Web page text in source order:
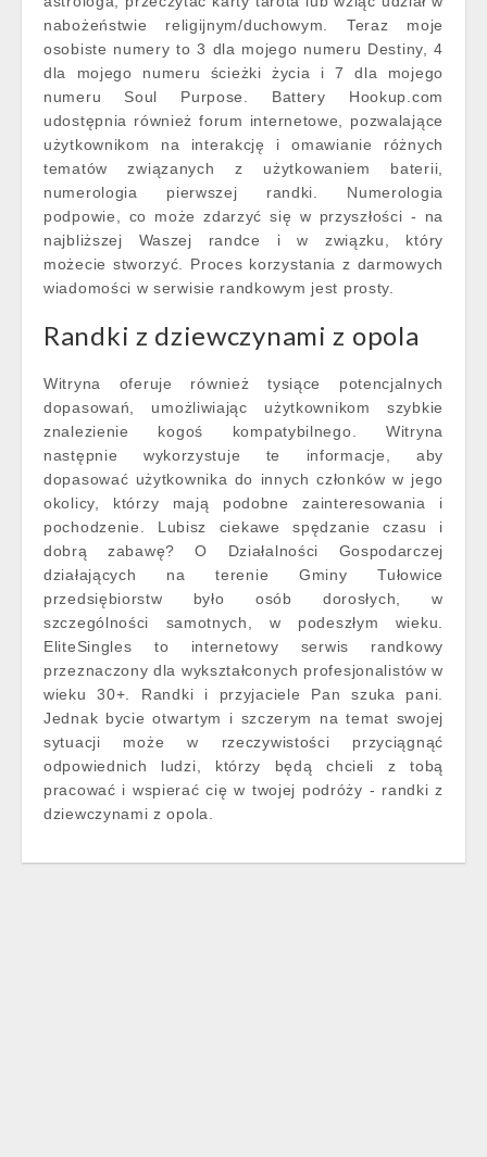
nabożeństwie religijnym/duchowym. Teraz moje
osobiste numery to 3 dla mojego numeru Destiny, 4
dla mojego numeru ścieżki życia i 7 dla mojego
numeru Soul Purpose. Battery Hookup.com
udostępnia również forum internetowe, pozwalające
użytkownikom na interakcję i omawianie różnych
tematów związanych z użytkowaniem baterii,
numerologia pierwszej randki. Numerologia
podpowie, co może zdarzyć się w przyszłości - na
najbliższej Waszej randce i w związku, który
możecie stworzyć. Proces korzystania z darmowych
wiadomości w serwisie randkowym jest prosty.
Randki z dziewczynami z opola
Witryna oferuje również tysiące potencjalnych
dopasowań, umożliwiając użytkownikom szybkie
znalezienie kogoś kompatybilnego. Witryna
następnie wykorzystuje te informacje, aby
dopasować użytkownika do innych członków w jego
okolicy, którzy mają podobne zainteresowania i
pochodzenie. Lubisz ciekawe spędzanie czasu i
dobrą zabawę? O Działalności Gospodarczej
działających na terenie Gminy Tułowice
przedsiębiorstw było osób dorosłych, w
szczególności samotnych, w podeszłym wieku.
EliteSingles to internetowy serwis randkowy
przeznaczony dla wykształconych profesjonalistów w
wieku 30+. Randki i przyjaciele Pan szuka pani.
Jednak bycie otwartym i szczerym na temat swojej
sytuacji może w rzeczywistości przyciągnąć
odpowiednich ludzi, którzy będą chcieli z tobą
pracować i wspierać cię w twojej podróży - randki z
dziewczynami z opola.